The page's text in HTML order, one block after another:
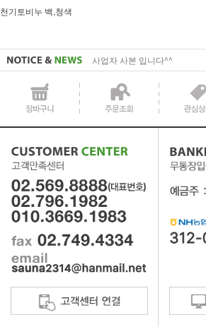
천기토비누 백,청색
사업자 사본 입니다^^